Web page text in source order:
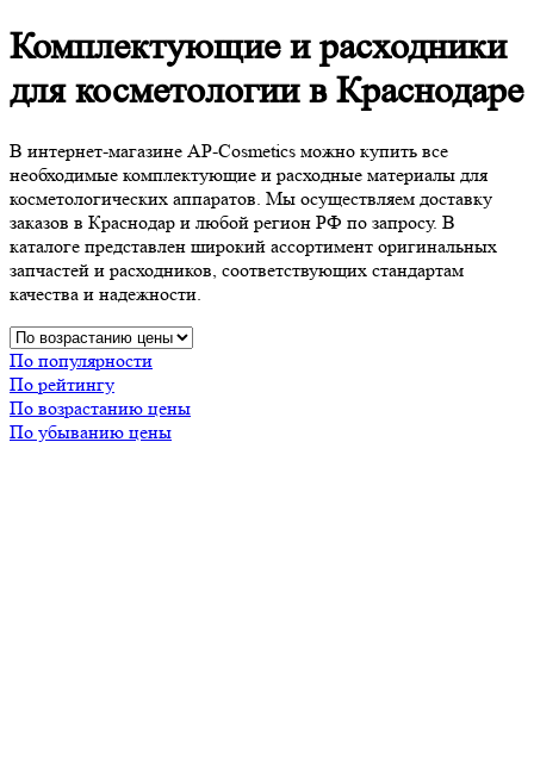
Комплектующие и расходники
для косметологии в Краснодаре
В интернет-магазине AP-Cosmetics можно купить все
необходимые комплектующие и расходные материалы для
косметологических аппаратов. Мы осуществляем доставку
заказов в Краснодар и любой регион РФ по запросу. В
каталоге представлен широкий ассортимент оригинальных
запчастей и расходников, соответствующих стандартам
качества и надежности.
По популярности
По рейтингу
По возрастанию цены
По убыванию цены